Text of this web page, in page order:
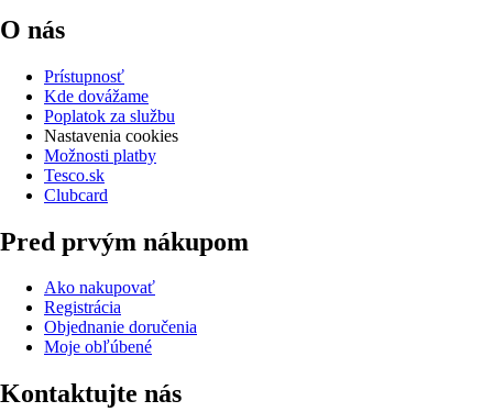
O nás
Prístupnosť
Kde dovážame
Poplatok za službu
Nastavenia cookies
Možnosti platby
Tesco.sk
Clubcard
Pred prvým nákupom
Ako nakupovať
Registrácia
Objednanie doručenia
Moje obľúbené
Kontaktujte nás